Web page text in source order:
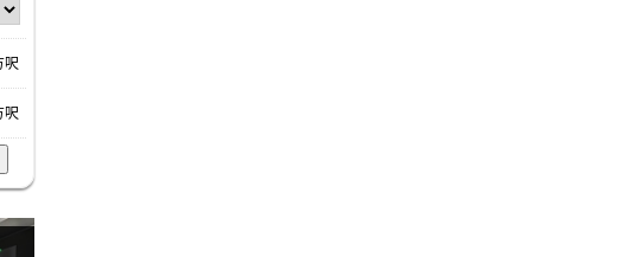
呎
呎